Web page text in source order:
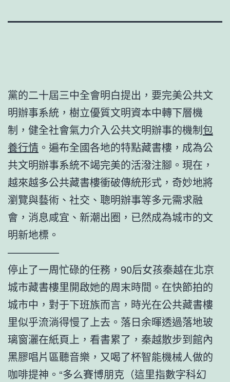
黨的二十屆三中全會明白提出，要完美公共文
明辦事系統，樹立優質文明資本中轉下層機
制，健全社會氣力介入公共文明辦事的機制包
養行情 。遍布全國各地的特點藏書樓，成為公
共文明辦事系統不竭完美的活潑注腳。現在，
越來越多公共藏書樓衝破傳統形式，奇妙地將
瀏覽與藝術、社交、聰明辦事等多元需求融
會，消息咸宜、新潮出圈，已然成為城市的文
明新地標。
—————
停止了一周忙碌的任務，90后女孩秦越在北京
城市藏書樓里開啟她的周末時間。在快節拍的
城市中，對于下班族而言，時光在公共藏書樓
里似乎流淌得慢了上去。落日余暉透過落地玻
璃窗灑在紙頁上，看書累了，秦越散步到館內
黑膠唱片區聽音樂，又喝了杯智能機械人做的
咖啡提神。“多么賽博朋克（這里指數字科幻